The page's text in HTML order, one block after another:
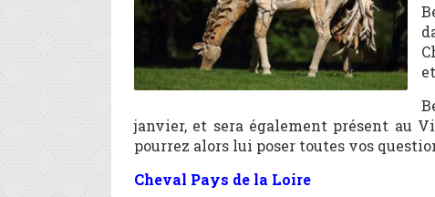
janvier, et sera également présent au
pourrez alors lui poser toutes vos
Cheval Pays de la Loire